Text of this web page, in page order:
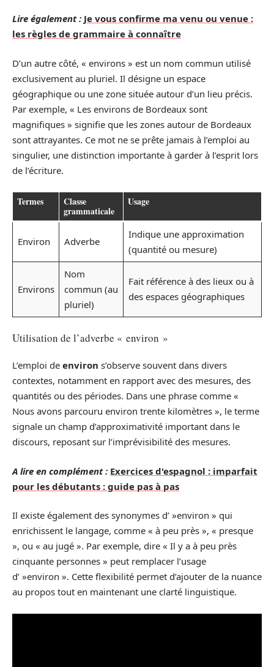
Lire également : Je vous confirme ma venu ou venue :
les règles de grammaire à connaître
D’un autre côté, « environs » est un nom commun utilisé
exclusivement au pluriel. Il désigne un espace
géographique ou une zone située autour d’un lieu précis.
Par exemple, « Les environs de Bordeaux sont
magnifiques » signifie que les zones autour de Bordeaux
sont attrayantes. Ce mot ne se prête jamais à l’emploi au
singulier, une distinction importante à garder à l’esprit lors
de l’écriture.
Termes Classe
grammaticale
Usage
Environ Adverbe
Indique une approximation
(quantité ou mesure)
Environs
Nom
commun (au
pluriel)
Fait référence à des lieux ou à
des espaces géographiques
Utilisation de l’adverbe « environ »
L’emploi de environ s’observe souvent dans divers
contextes, notamment en rapport avec des mesures, des
quantités ou des périodes. Dans une phrase comme «
Nous avons parcouru environ trente kilomètres », le terme
signale un champ d’approximativité important dans le
discours, reposant sur l’imprévisibilité des mesures.
A lire en complément : Exercices d'espagnol : imparfait
pour les débutants : guide pas à pas
Il existe également des synonymes d’ »environ » qui
enrichissent le langage, comme « à peu près », « presque
», ou « au jugé ». Par exemple, dire « Il y a à peu près
cinquante personnes » peut remplacer l’usage
d’ »environ ». Cette flexibilité permet d’ajouter de la nuance
au propos tout en maintenant une clarté linguistique.